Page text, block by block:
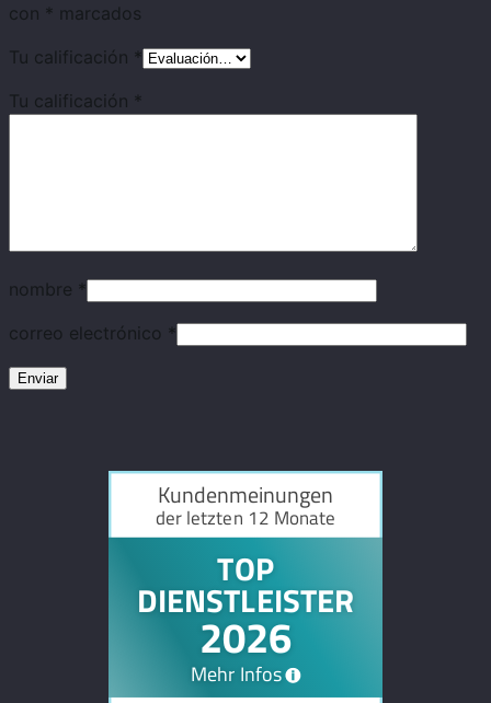
con * marcados
Tu calificación *
Tu calificación *
nombre *
correo electrónico *